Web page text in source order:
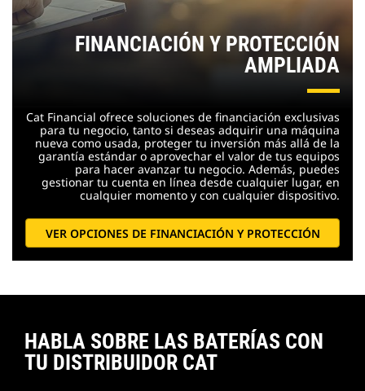
FINANCIACIÓN Y PROTECCIÓN
AMPLIADA
Cat Financial ofrece soluciones de financiación exclusivas
para tu negocio, tanto si deseas adquirir una máquina
nueva como usada, proteger tu inversión más allá de la
garantía estándar o aprovechar el valor de tus equipos
para hacer avanzar tu negocio. Además, puedes
gestionar tu cuenta en línea desde cualquier lugar, en
cualquier momento y con cualquier dispositivo.
VER OPCIONES DE FINANCIACIÓN Y PROTECCIÓN
HABLA SOBRE LAS BATERÍAS CON
TU DISTRIBUIDOR CAT